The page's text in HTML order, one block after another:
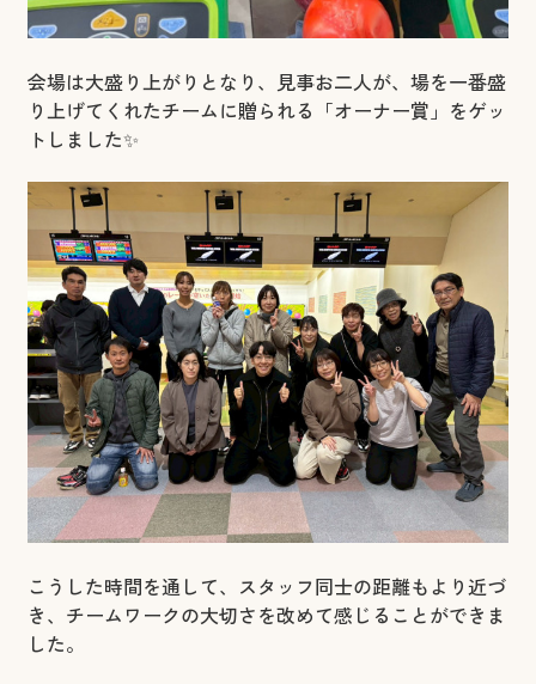
会場は大盛り上がりとなり、見事お二人が、場を一番盛
り上げてくれたチームに贈られる「オーナー賞」をゲッ
トしました✨
こうした時間を通して、スタッフ同士の距離もより近づ
き、チームワークの大切さを改めて感じることができま
した。